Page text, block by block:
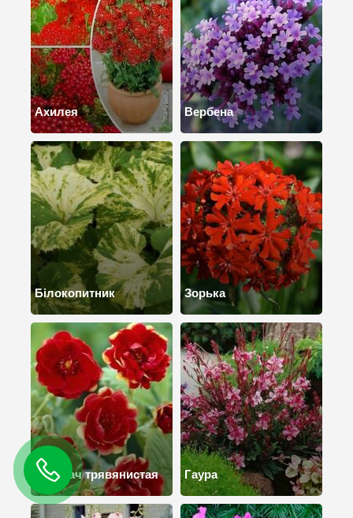
Ахилея Вербена
Білокопитник Зорька
Перстач трявянистая Гаура